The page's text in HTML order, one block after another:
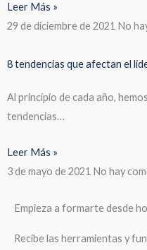
Leer Más »
29 de diciembre de 2021 No
8 tendencias que afectan el
Al principio de cada año,
tendencias…
Leer Más »
3 de mayo de 2021 No hay
Empieza a formarte desde
Recibe las herramientas y